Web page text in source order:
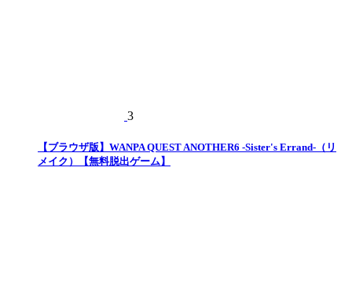
3
【ブラウザ版】WANPA QUEST ANOTHER6 -Sister's Errand-（リ
メイク）【無料脱出ゲーム】